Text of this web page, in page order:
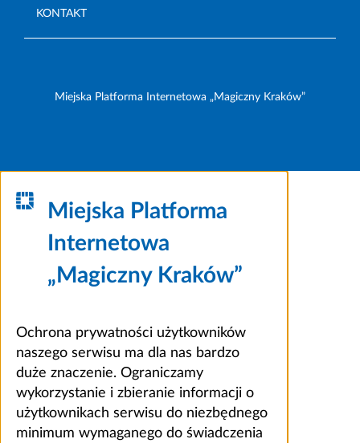
KONTAKT
Miejska Platforma Internetowa „Magiczny Kraków”
Miejska Platforma
Internetowa
„Magiczny Kraków”
Ochrona prywatności użytkowników
naszego serwisu ma dla nas bardzo
duże znaczenie. Ograniczamy
wykorzystanie i zbieranie informacji o
użytkownikach serwisu do niezbędnego
minimum wymaganego do świadczenia